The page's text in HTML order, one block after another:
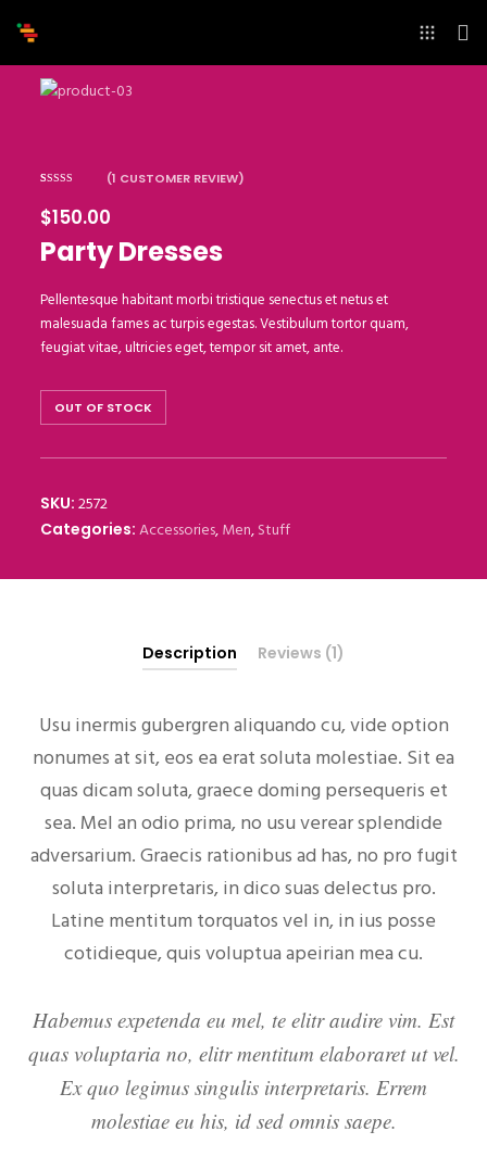
of 5 based
on
rating
(1 CUSTOMER REVIEW)
$150.00
Party Dresses
Pellentesque habitant morbi tristique senectus et netus et
malesuada fames ac turpis egestas. Vestibulum tortor quam,
feugiat vitae, ultricies eget, tempor sit amet, ante.
OUT OF STOCK
SKU: 2572
Categories: Accessories,Men,Stuff
Description Reviews (1)
Usu inermis gubergren aliquando cu, vide option
nonumes at sit, eos ea erat soluta molestiae. Sit ea
quas dicam soluta, graece doming persequeris et
sea. Mel an odio prima, no usu verear splendide
adversarium. Graecis rationibus ad has, no pro fugit
soluta interpretaris, in dico suas delectus pro.
Latine mentitum torquatos vel in, in ius posse
cotidieque, quis voluptua apeirian mea cu.
Habemus expetenda eu mel, te elitr audire vim. Est
quas voluptaria no, elitr mentitum elaboraret ut vel.
Ex quo legimus singulis interpretaris. Errem
molestiae eu his, id sed omnis saepe.